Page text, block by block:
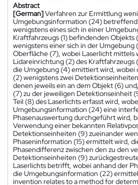
Abstract
[German]Verfahren zur Ermittlung
Umgebungsinformation (24)
wenigstens eines sich in einer
Kraftfahrzeugs (1) befindenden Objekts
wenigstens einer sich in der
Oberfläche (7), wobei Laserlicht mittels
Lidareinrichtung (2) des Kraftfahrzeugs
die Umgebung (4) emittiert wird, wobei
(2) wenigstens zwei
denen jeweils ein an dem Objekt (6)
(7) zu der jeweiligen Detektionseinheit
Teil (8) des Laserlichts erfasst wird,
Umgebungsinformation (24) eine
Phasenauswertung durchgeführt wird,
Verwendung einer bekannten
Detektionseinheiten (9) zueinander
Phaseninformation (15) ermittelt wird,
Phasendifferenz zwischen den zu den
Detektionseinheiten (9)
Laserlichts betrifft, wobei anhand der
die Umgebungsinformation (22)
invention relates to a method for